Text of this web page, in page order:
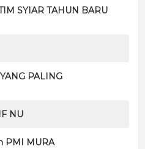
SYIAR TAHUN BARU
PALING
NU
PMI MURA